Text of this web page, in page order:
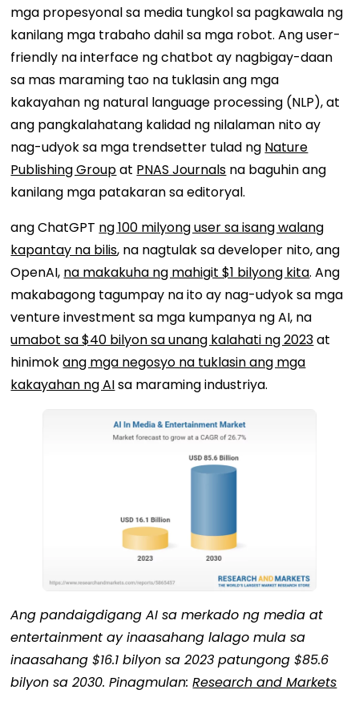
mga propesyonal sa media tungkol sa pagkawala ng
kanilang mga trabaho dahil sa mga robot. Ang user-
friendly na interface ng chatbot ay nagbigay-daan
sa mas maraming tao na tuklasin ang mga
kakayahan ng natural language processing (NLP), at
ang pangkalahatang kalidad ng nilalaman nito ay
nag-udyok sa mga trendsetter tulad ng Nature
Publishing Groupat PNAS Journals na baguhin ang
kanilang mga patakaran sa editoryal.
ang ChatGPT ng 100 milyong user sa isang walang
kapantay na bilis, na nagtulak sa developer nito, ang
OpenAI, na makakuha ng mahigit $1 bilyong kita. Ang
makabagong tagumpay na ito ay nag-udyok sa mga
venture investment sa mga kumpanya ng AI, na
umabot sa $40 bilyon sa unang kalahati ng 2023at
hinimokang mga negosyo na tuklasin ang mga
kakayahan ng AIsa maraming industriya.
Ang pandaigdigang AI sa merkado ng media at
entertainment ay inaasahang lalago mula sa
inaasahang $16.1 bilyon sa 2023 patungong $85.6
bilyon sa 2030. Pinagmulan:Research and Markets